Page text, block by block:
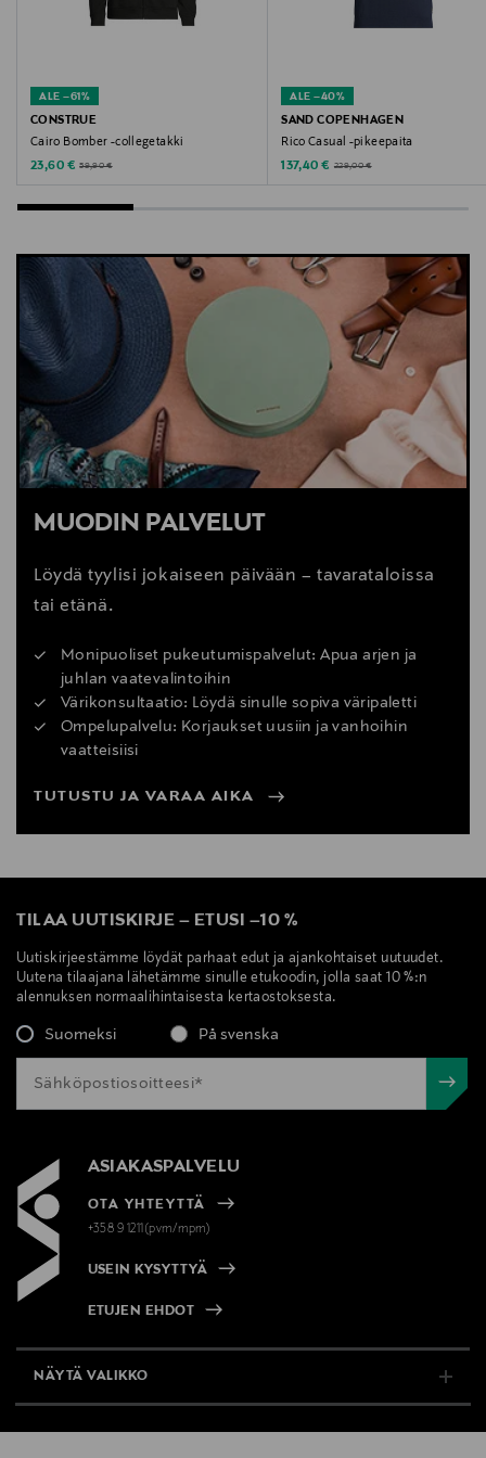
ALE –61%
CONSTRUE
Cairo Bomber -collegetakki
Discounted Price
23,60 € Original Price
59,90 €
ALE –40%
SAND COPENHAGEN
Rico Casual -pikeepaita
Discounted Price
137,40 € Original Price
229,00 €
MUODIN PALVELUT
Löydä tyylisi jokaiseen päivään – tavarataloissa
tai etänä.
Monipuoliset pukeutumispalvelut: Apua arjen ja
juhlan vaatevalintoihin
Värikonsultaatio: Löydä sinulle sopiva väripaletti
Ompelupalvelu: Korjaukset uusiin ja vanhoihin
vaatteisiisi
TUTUSTU JA VARAA AIKA
TILAA UUTISKIRJE – ETUSI –10 %
Uutiskirjeestämme löydät parhaat edut ja ajankohtaiset uutuudet.
Uutena tilaajana lähetämme sinulle etukoodin, jolla saat 10 %:n
alennuksen normaalihintaisesta kertaostoksesta.
Suomeksi På svenska
ASIAKASPALVELU
OTA YHTEYTTÄ
+358 9 1211(pvm/mpm)
USEIN KYSYTTYÄ
ETUJEN EHDOT
NÄYTÄ VALIKKO